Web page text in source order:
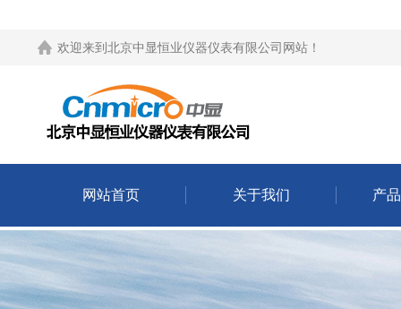
欢迎来到 北京中显恒业仪器仪表有限公司网站 ！
网站首页 关于我们 产